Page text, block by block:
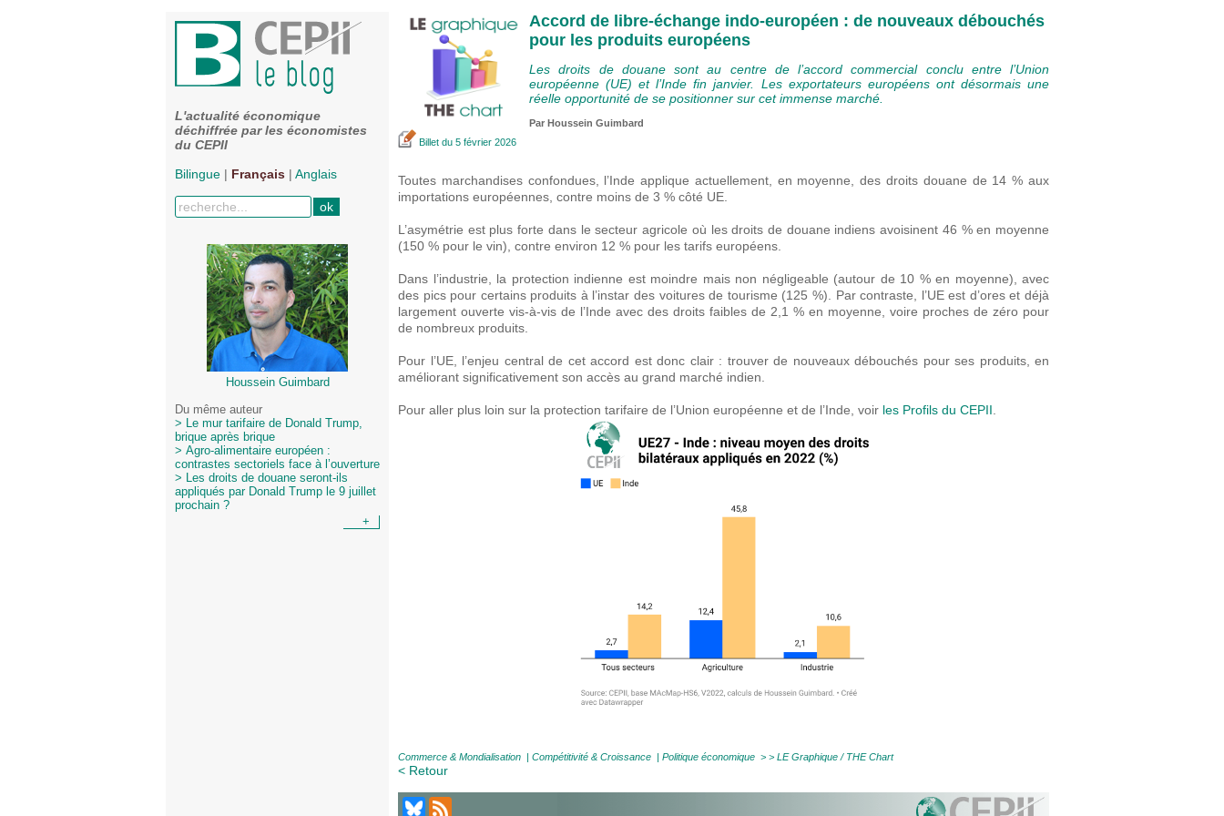
L'actualité économique
déchiffrée par les économistes
du CEPII
Bilingue | Français | Anglais
Houssein Guimbard
Du même auteur
> Le mur tarifaire de Donald Trump,
brique après brique
> Agro-alimentaire européen :
contrastes sectoriels face à l’ouverture
> Les droits de douane seront-ils
appliqués par Donald Trump le 9 juillet
prochain ?
+
Accord de libre-échange indo-européen : de nouveaux débouchés
pour les produits européens
Les droits de douane sont au centre de l’accord commercial conclu entre l’Union
européenne (UE) et l’Inde fin janvier. Les exportateurs européens ont désormais une
réelle opportunité de se positionner sur cet immense marché.
Par Houssein Guimbard
Billet du 5 février 2026
Toutes marchandises confondues, l’Inde applique actuellement, en moyenne, des droits douane de 14 % aux
importations européennes, contre moins de 3 % côté UE.
L’asymétrie est plus forte dans le secteur agricole où les droits de douane indiens avoisinent 46 % en moyenne
(150 % pour le vin), contre environ 12 % pour les tarifs européens.
Dans l’industrie, la protection indienne est moindre mais non négligeable (autour de 10 % en moyenne), avec
des pics pour certains produits à l’instar des voitures de tourisme (125 %). Par contraste, l’UE est d’ores et déjà
largement ouverte vis-à-vis de l’Inde avec des droits faibles de 2,1 % en moyenne, voire proches de zéro pour
de nombreux produits.
Pour l’UE, l’enjeu central de cet accord est donc clair : trouver de nouveaux débouchés pour ses produits, en
améliorant significativement son accès au grand marché indien.
Pour aller plus loin sur la protection tarifaire de l’Union européenne et de l’Inde, voir les Profils du CEPII.
Commerce & Mondialisation Compétitivité & Croissance Politique économique > > LE Graphique / THE Chart
< Retour